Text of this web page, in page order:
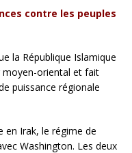
contre les peuples
la République Islamique
moyen-oriental et fait
puissance régionale
en Irak, le régime de
Washington. Les deux